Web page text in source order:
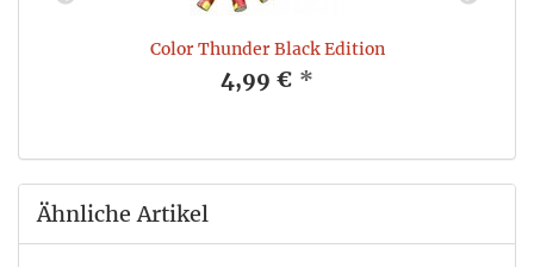
Color Thunder Black Edition
4,99 € *
Ähnliche Artikel